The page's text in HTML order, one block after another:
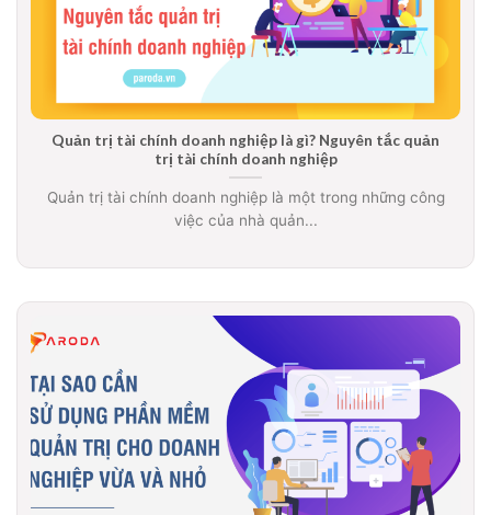
Quản trị tài chính doanh nghiệp là gì? Nguyên tắc quản
trị tài chính doanh nghiệp
Quản trị tài chính doanh nghiệp là một trong những công
việc của nhà quản...